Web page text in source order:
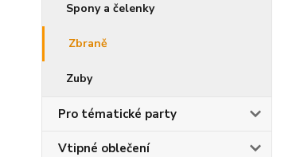
Spony a čelenky
Zbraně
Zuby
Pro tématické party
Vtipné oblečení